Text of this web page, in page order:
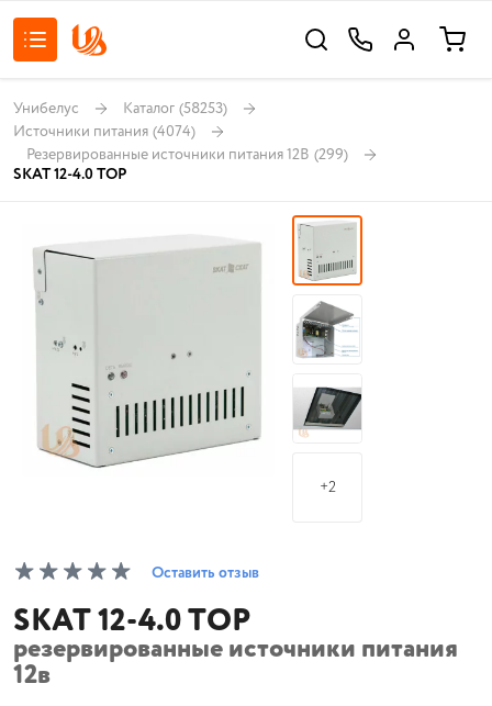
Унибелус Каталог (58253)
Источники питания (4074)
Резервированные источники питания 12В (299)
SKAT 12-4.0 TOP
+2
Оставить отзыв
SKAT 12-4.0 TOP
резервированные источники питания
12в